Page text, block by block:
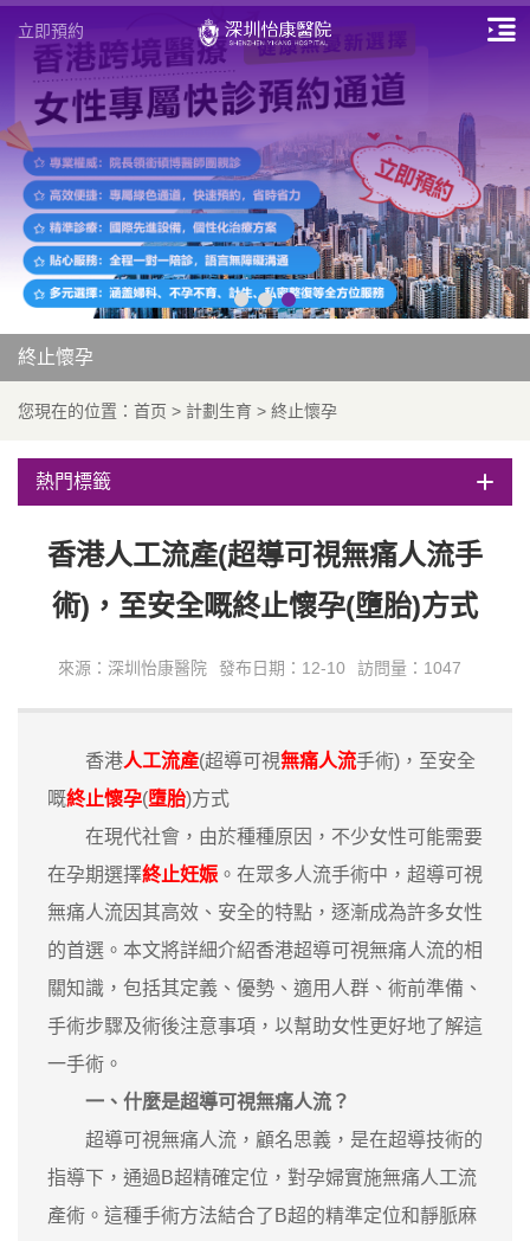
立即預約
終止懷孕
您現在的位置： 首页 > 計劃生育 > 終止懷孕
熱門標籤
​香港人工流產(超導可視無痛人流手
術)，至安全嘅終止懷孕(墮胎)方式
來源：深圳怡康醫院 發布日期：12-10 訪問量：1047
香港人工流產(超導可視無痛人流手術)，至安全
嘅終止懷孕(墮胎)方式
在現代社會，由於種種原因，不少女性可能需要
在孕期選擇終止妊娠 。在眾多人流手術中，超導可視
無痛人流因其高效、安全的特點，逐漸成為許多女性
的首選。本文將詳細介紹香港超導可視無痛人流的相
關知識，包括其定義、優勢、適用人群、術前準備、
手術步驟及術後注意事項，以幫助女性更好地了解這
一手術。
一、什麼是超導可視無痛人流？
超導可視無痛人流，顧名思義，是在超導技術的
指導下，通過B超精確定位，對孕婦實施無痛人工流
產術。這種手術方法結合了B超的精準定位和靜脈麻